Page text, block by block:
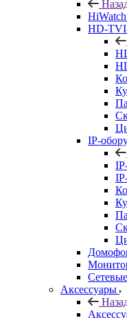
HD-
IP-
Аксессуары